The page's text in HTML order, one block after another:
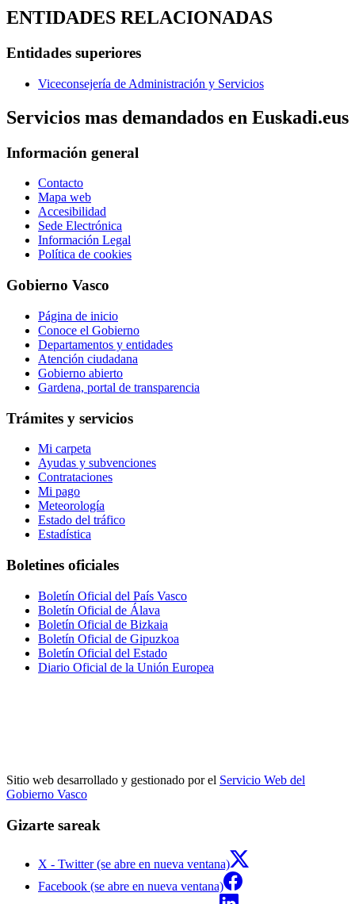
ENTIDADES RELACIONADAS
Entidades superiores
Viceconsejería de Administración y Servicios
Servicios mas demandados en Euskadi.eus
Información general
Contacto
Mapa web
Accesibilidad
Sede Electrónica
Información Legal
Política de cookies
Gobierno Vasco
Página de inicio
Conoce el Gobierno
Departamentos y entidades
Atención ciudadana
Gobierno abierto
Gardena, portal de transparencia
Trámites y servicios
Mi carpeta
Ayudas y subvenciones
Contrataciones
Mi pago
Meteorología
Estado del tráfico
Estadística
Boletines oficiales
Boletín Oficial del País Vasco
Boletín Oficial de Álava
Boletín Oficial de Bizkaia
Boletín Oficial de Gipuzkoa
Boletín Oficial del Estado
Diario Oficial de la Unión Europea
Sitio web desarrollado y gestionado por el Servicio Web del
Gobierno Vasco
Gizarte sareak
X - Twitter (se abre en nueva ventana)
Facebook (se abre en nueva ventana)